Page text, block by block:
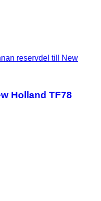
reservdel till New
Holland TF78